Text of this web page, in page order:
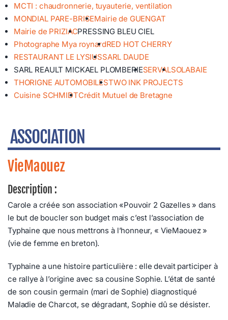
MCTI : chaudronnerie, tuyauterie, ventilation
MONDIAL PARE-BRISEMairie de GUENGAT
Mairie de PRIZIACPRESSING BLEU CIEL
Photographe Mya roynardRED HOT CHERRY
RESTAURANT LE LYSIUSSARL DAUDE
SARL REAULT MICKAEL PLOMBERIESERVALSOLABAIE
THORIGNE AUTOMOBILESTWO INK PROJECTS
Cuisine SCHMIDTCrédit Mutuel de Bretagne
ASSOCIATION
VieMaouez
Description :
Carole a créée son association «Pouvoir 2 Gazelles » dans
le but de boucler son budget mais c’est l’association de
Typhaine que nous mettrons à l’honneur, « VieMaouez »
(vie de femme en breton).
Typhaine a une histoire particulière : elle devait participer à
ce rallye à l’origine avec sa cousine Sophie. L’état de santé
de son cousin germain (mari de Sophie) diagnostiqué
Maladie de Charcot, se dégradant, Sophie dû se désister.